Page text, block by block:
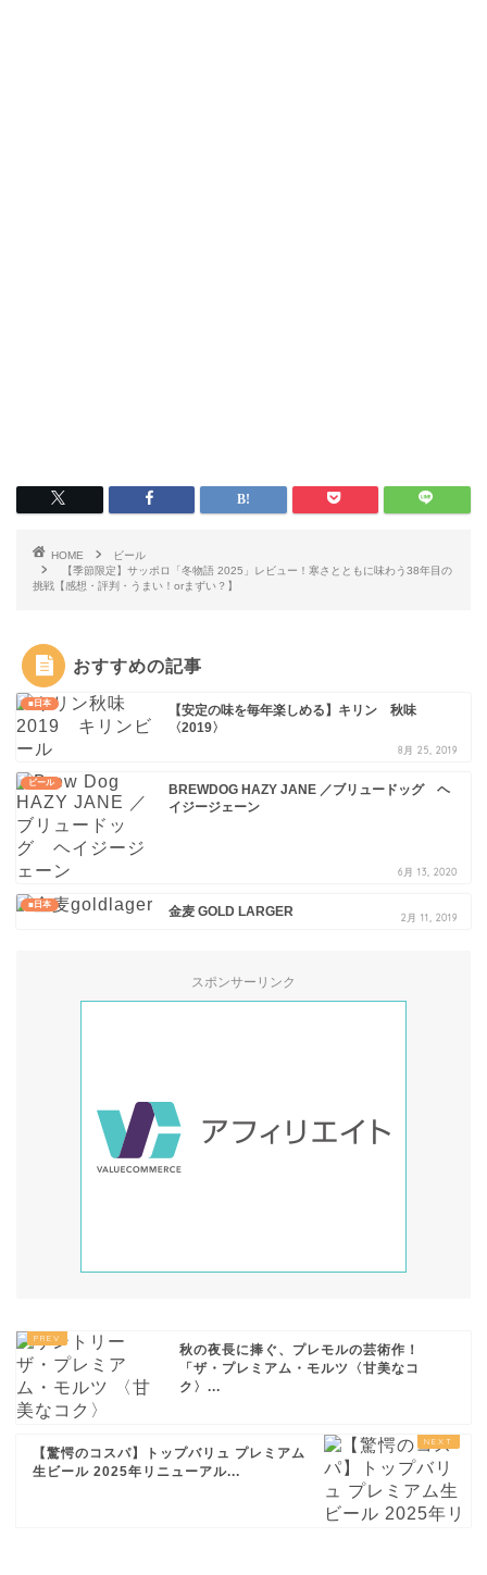
HOME
ビール
【季節限定】サッポロ「冬物語 2025」レビュー！寒さとともに味わう38年目の
挑戦【感想・評判・うまい！orまずい？】
おすすめの記事
■日本
【安定の味を毎年楽しめる】キリン 秋味
〈2019〉
8月 25, 2019
ビール
BREWDOG HAZY JANE ／ブリュードッグ ヘ
イジージェーン
6月 13, 2020
■日本 金麦 GOLD LARGER 2月 11, 2019
スポンサーリンク
秋の夜長に捧ぐ、プレモルの芸術作！
「ザ・プレミアム・モルツ〈甘美なコ
ク〉...
【驚愕のコスパ】トップバリュ プレミアム
生ビール 2025年リニューアル...